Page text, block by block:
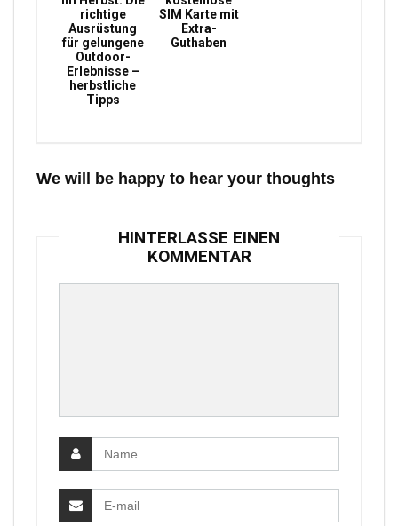
richtige
Ausrüstung
für gelungene
Outdoor-
Erlebnisse –
herbstliche
Tipps
SIM Karte mit
Extra-
Guthaben
We will be happy to hear your thoughts
HINTERLASSE EINEN
KOMMENTAR